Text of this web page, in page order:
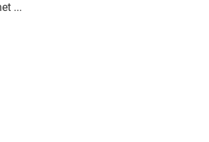
...